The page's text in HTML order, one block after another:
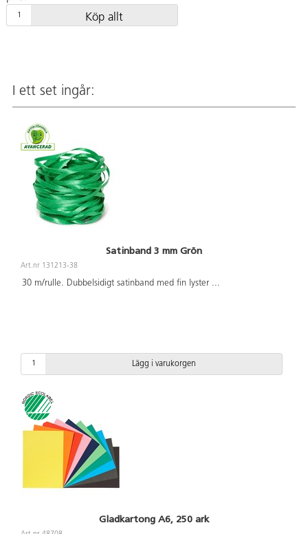
Köp allt
I ett set ingår:
Satinband 3 mm Grön
Art.nr 131213-38
30 m/rulle. Dubbelsidigt satinband med fin lyster ...
Lägg i varukorgen
Gladkartong A6, 250 ark